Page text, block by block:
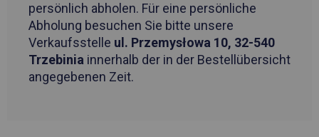
persönlich abholen. Für eine persönliche
Abholung besuchen Sie bitte unsere
Verkaufsstelle ul. Przemysłowa 10, 32-540
Trzebinia innerhalb der in der Bestellübersicht
angegebenen Zeit.